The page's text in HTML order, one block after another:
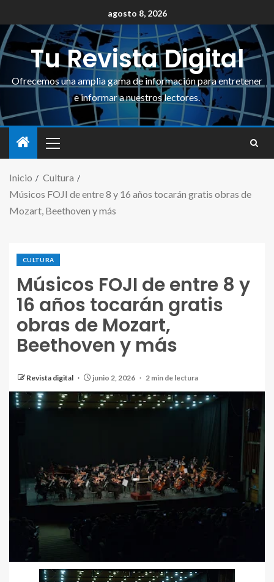
agosto 8, 2026
Tu Revista Digital
Ofrecemos una amplia gama de información para entretener
e informar a nuestros lectores.
Inicio
Cultura
Músicos FOJI de entre 8 y 16 años tocarán gratis obras de
Mozart, Beethoven y más
CULTURA
Músicos FOJI de entre 8 y
16 años tocarán gratis
obras de Mozart,
Beethoven y más
Revista digital junio 2, 2026 2 min de lectura